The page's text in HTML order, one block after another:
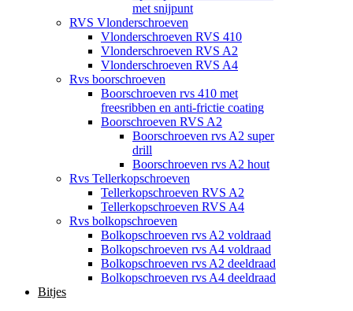
met snijpunt
RVS Vlonderschroeven
Vlonderschroeven RVS 410
Vlonderschroeven RVS A2
Vlonderschroeven RVS A4
Rvs boorschroeven
Boorschroeven rvs 410 met
freesribben en anti-frictie coating
Boorschroeven RVS A2
Boorschroeven rvs A2 super
drill
Boorschroeven rvs A2 hout
Rvs Tellerkopschroeven
Tellerkopschroeven RVS A2
Tellerkopschroeven RVS A4
Rvs bolkopschroeven
Bolkopschroeven rvs A2 voldraad
Bolkopschroeven rvs A4 voldraad
Bolkopschroeven rvs A2 deeldraad
Bolkopschroeven rvs A4 deeldraad
Bitjes